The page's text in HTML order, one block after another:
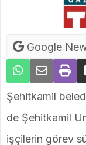
Google
Şehitkamil
de Şehitkamil
işçilerin görev